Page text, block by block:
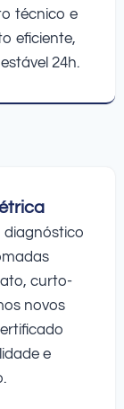
técnico e
eficiente,
24h.
diagnóstico
curto-
novos
e